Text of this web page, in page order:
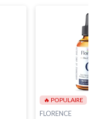
🔥 POPULAIRE
FLORENCE